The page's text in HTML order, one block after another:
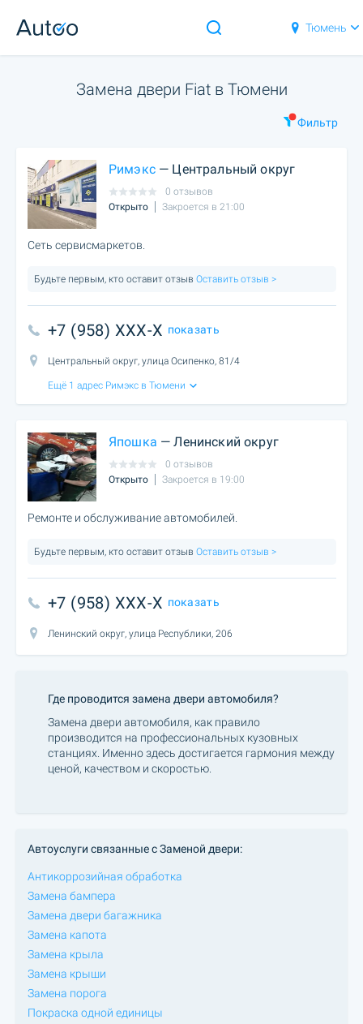
Тюмень
Замена двери Fiat в Тюмени
Фильтр
Римэкс— Центральный округ
0 отзывов
Открыто
Закроется в 21:00
Сеть сервисмаркетов.
Будьте первым, кто оставит отзыв Оставить отзыв >
+7 (958) XXX-X показать
Центральный округ, улица Осипенко, 81/4
Ещё 1 адрес Римэкс в Тюмени
Япошка — Ленинский округ
0 отзывов
Открыто
Закроется в 19:00
Ремонте и обслуживание автомобилей.
Будьте первым, кто оставит отзыв Оставить отзыв >
+7 (958) XXX-X показать
Ленинский округ, улица Республики, 206
Где проводится замена двери автомобиля?
Замена двери автомобиля, как правило
производится на профессиональных кузовных
станциях. Именно здесь достигается гармония между
ценой, качеством и скоростью.
Автоуслуги связанные с Заменой двери:
Антикоррозийная обработка
Замена бампера
Замена двери багажника
Замена капота
Замена крыла
Замена крыши
Замена порога
Покраска одной единицы